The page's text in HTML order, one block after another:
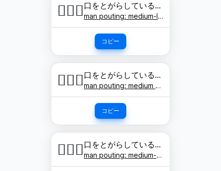
🙎🏼‍♂️ 口をとがらしている男性: やや明るい肌色
man pouting: medium-light skin tone
コピー
🙎🏽‍♂️ 口をとがらしている男性: 肌色
man pouting: medium skin tone
コピー
🙎🏾‍♂️ 口をとがらしている男性: やや濃い肌色
man pouting: medium-dark skin tone